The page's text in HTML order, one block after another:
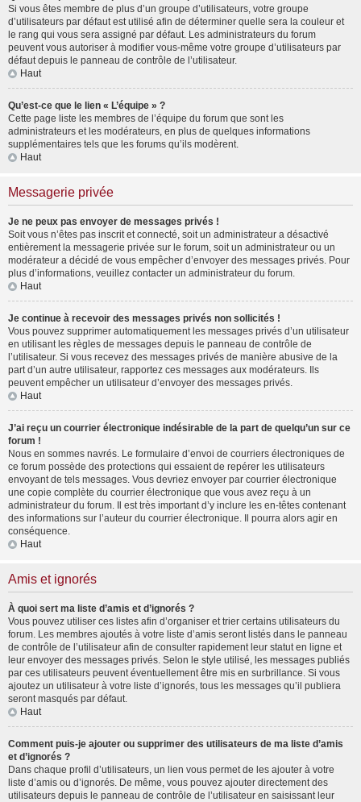
Si vous êtes membre de plus d’un groupe d’utilisateurs, votre groupe
d’utilisateurs par défaut est utilisé afin de déterminer quelle sera la couleur et
le rang qui vous sera assigné par défaut. Les administrateurs du forum
peuvent vous autoriser à modifier vous-même votre groupe d’utilisateurs par
défaut depuis le panneau de contrôle de l’utilisateur.
Haut
Qu’est-ce que le lien « L’équipe » ?
Cette page liste les membres de l’équipe du forum que sont les
administrateurs et les modérateurs, en plus de quelques informations
supplémentaires tels que les forums qu’ils modèrent.
Haut
Messagerie privée
Je ne peux pas envoyer de messages privés !
Soit vous n’êtes pas inscrit et connecté, soit un administrateur a désactivé
entièrement la messagerie privée sur le forum, soit un administrateur ou un
modérateur a décidé de vous empêcher d’envoyer des messages privés. Pour
plus d’informations, veuillez contacter un administrateur du forum.
Haut
Je continue à recevoir des messages privés non sollicités !
Vous pouvez supprimer automatiquement les messages privés d’un utilisateur
en utilisant les règles de messages depuis le panneau de contrôle de
l’utilisateur. Si vous recevez des messages privés de manière abusive de la
part d’un autre utilisateur, rapportez ces messages aux modérateurs. Ils
peuvent empêcher un utilisateur d’envoyer des messages privés.
Haut
J’ai reçu un courrier électronique indésirable de la part de quelqu’un sur ce
forum !
Nous en sommes navrés. Le formulaire d’envoi de courriers électroniques de
ce forum possède des protections qui essaient de repérer les utilisateurs
envoyant de tels messages. Vous devriez envoyer par courrier électronique
une copie complète du courrier électronique que vous avez reçu à un
administrateur du forum. Il est très important d’y inclure les en-têtes contenant
des informations sur l’auteur du courrier électronique. Il pourra alors agir en
conséquence.
Haut
Amis et ignorés
À quoi sert ma liste d’amis et d’ignorés ?
Vous pouvez utiliser ces listes afin d’organiser et trier certains utilisateurs du
forum. Les membres ajoutés à votre liste d’amis seront listés dans le panneau
de contrôle de l’utilisateur afin de consulter rapidement leur statut en ligne et
leur envoyer des messages privés. Selon le style utilisé, les messages publiés
par ces utilisateurs peuvent éventuellement être mis en surbrillance. Si vous
ajoutez un utilisateur à votre liste d’ignorés, tous les messages qu’il publiera
seront masqués par défaut.
Haut
Comment puis-je ajouter ou supprimer des utilisateurs de ma liste d’amis
et d’ignorés ?
Dans chaque profil d’utilisateurs, un lien vous permet de les ajouter à votre
liste d’amis ou d’ignorés. De même, vous pouvez ajouter directement des
utilisateurs depuis le panneau de contrôle de l’utilisateur en saisissant leur